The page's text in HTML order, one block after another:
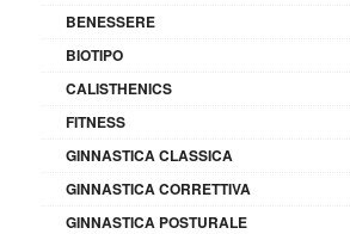
BENESSERE
BIOTIPO
CALISTHENICS
FITNESS
GINNASTICA CLASSICA
GINNASTICA CORRETTIVA
GINNASTICA POSTURALE